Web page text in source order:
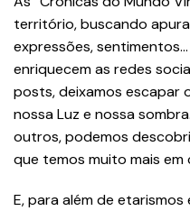
território, buscando
expressões,
enriquecem as redes
posts, deixamos escapar
nossa Luz e nossa
outros, podemos
que temos muito mais em
E, para além de